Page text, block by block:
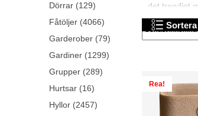
det trendigt
Sortera
Rea!
Dörrar (129)
Fåtöljer (4066)
Garderober (79)
Gardiner (1299)
Grupper (289)
Hurtsar (16)
Hyllor (2457)